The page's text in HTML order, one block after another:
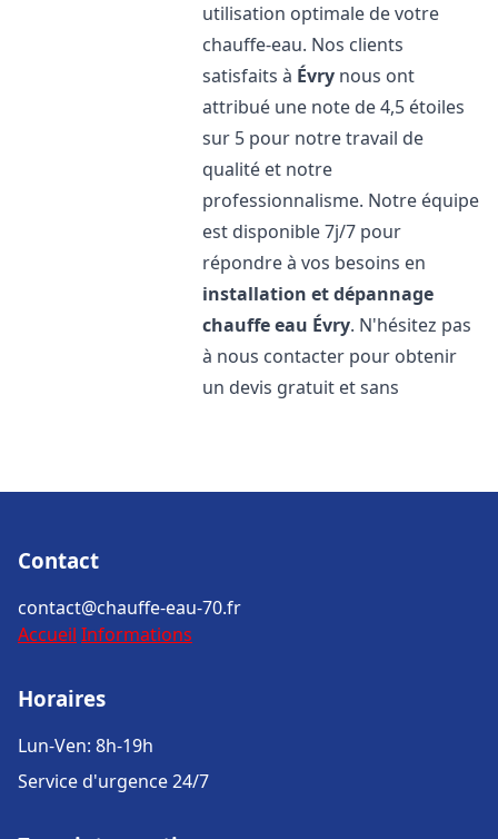
utilisation optimale de votre
chauffe-eau. Nos clients
satisfaits à Évry nous ont
attribué une note de 4,5 étoiles
sur 5 pour notre travail de
qualité et notre
professionnalisme. Notre équipe
est disponible 7j/7 pour
répondre à vos besoins en
installation et dépannage
chauffe eau Évry. N'hésitez pas
à nous contacter pour obtenir
un devis gratuit et sans
Contact
contact@chauffe-eau-70.fr
Accueil Informations
Horaires
Lun-Ven: 8h-19h
Service d'urgence 24/7